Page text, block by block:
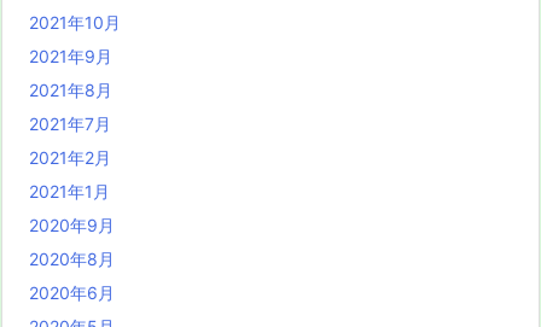
2021年10月
2021年9月
2021年8月
2021年7月
2021年2月
2021年1月
2020年9月
2020年8月
2020年6月